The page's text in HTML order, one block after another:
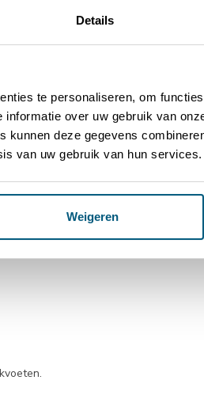
Details
te personaliseren, om
over uw gebruik van
kunnen deze gegevens
van uw gebruik van hun services.
Weigeren
voor het creëren van veilige
iedere bouwhekconstructie en